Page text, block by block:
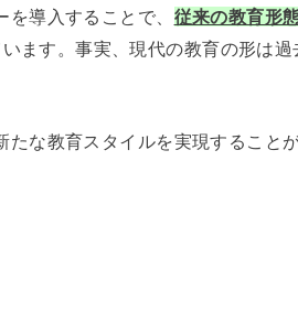
導入することで、 従来の教育形
います。事実、現代の教育の形は
な教育スタイルを実現すること